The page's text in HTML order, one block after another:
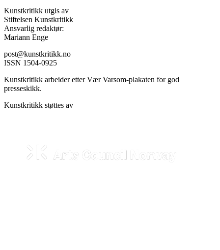
Kunstkritikk utgis av
Stiftelsen Kunstkritikk
Ansvarlig redaktør:
Mariann Enge
post@kunstkritikk.no
ISSN 1504-0925
Kunstkritikk arbeider etter Vær Varsom-plakaten for god
presseskikk.
Kunstkritikk støttes av